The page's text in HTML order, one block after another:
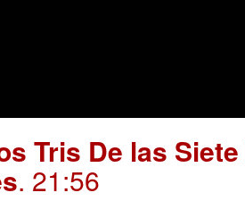
Tris De las
. 21:56